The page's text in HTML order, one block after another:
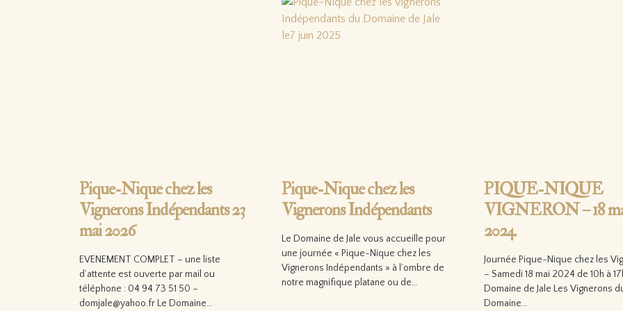
Pique-Nique chez les
Vignerons Indépendants 23
mai 2026
EVENEMENT COMPLET – une liste
d’attente est ouverte par mail ou
téléphone : 04 94 73 51 50 –
domjale@yahoo.fr Le Domaine…
Pique-Nique chez les
Vignerons Indépendants
Le Domaine de Jale vous accueille pour
une journée « Pique-Nique chez les
Vignerons Indépendants » à l’ombre de
notre magnifique platane ou de…
PIQUE-NIQUE
VIGNERON – 18
2024
Journée Pique-Nique chez les
– Samedi 18 mai 2024 de 10h à
Domaine de Jale Les Vignerons
Domaine…